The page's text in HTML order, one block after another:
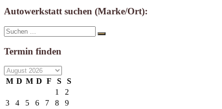
Autowerkstatt suchen (Marke/Ort):
Suche
nach:
Suchen
Termin finden
M D M D F S
S
1
2
3
4 5 6 7 8
9